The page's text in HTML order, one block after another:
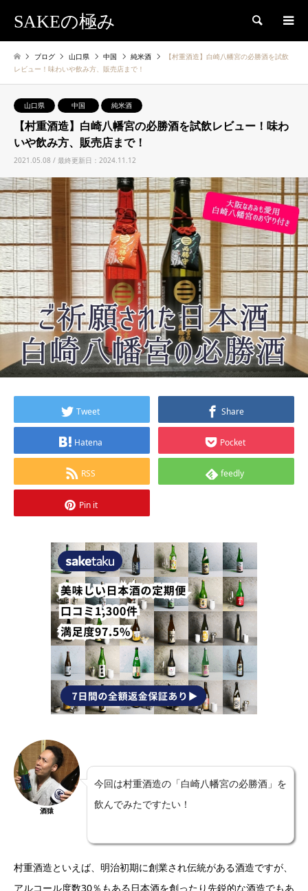
SAKEの極み 検索
ブログ 山口県 中国 純米酒
【村重酒造】白崎八幡宮の必勝酒を試飲
レビュー！味わいや飲み方、販売店まで！
山口県 中国 純米酒
【村重酒造】白崎八幡宮の必勝酒を試飲レビュー！味わ
いや飲み方、販売店まで！
2021.05.08 / 最終更新日：2024.11.12
Tweet Share
Hatena Pocket
RSS feedly
Pin it
酒猿
今回は村重酒造の「白崎八幡宮の必勝酒」を
飲んでみたですたい！
村重酒造といえば、明治初期に創業され伝統がある酒造ですが、
アルコール度数30％もある日本酒を創ったり先鋭的な酒造でもあ